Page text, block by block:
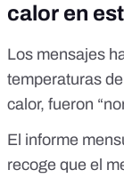
calor en
Los mensajes
temperaturas
calor, fueron
El informe
recoge que el